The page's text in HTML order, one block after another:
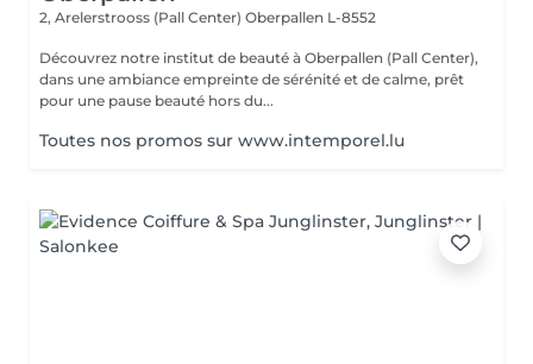
2, Arelerstrooss (Pall Center) Oberpallen L-8552
Découvrez notre institut de beauté à Oberpallen (Pall Center),
dans une ambiance empreinte de sérénité et de calme, prêt
pour une pause beauté hors du...
Toutes nos promos sur www.intemporel.lu